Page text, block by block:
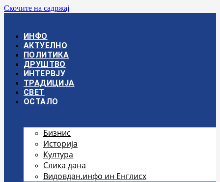
Скочите на садржај
ИНФО
АКТУЕЛНО
ПОЛИТИКА
ДРУШТВО
ИНТЕРВЈУ
ТРАДИЦИЈА
СВЕТ
ОСТАЛО
Бизнис
Историја
Култура
Слика дана
Видовдан.инфо ин Енглисх